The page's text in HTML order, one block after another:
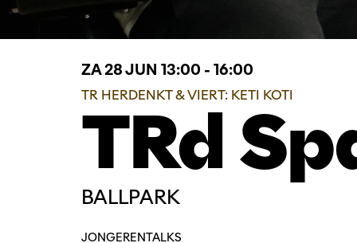
TRd
BALLPARK
TR HERDENKT & VIERT: KETI KOTI
ZA 28 JUN 13:00 - 16:00
JONGERENTALKS